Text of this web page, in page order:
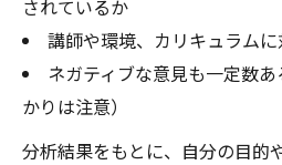
されているか
講師や環境、カリキュラム
ネガティブな意見も一定数
かりは注意）
分析結果をもとに、自分の目的